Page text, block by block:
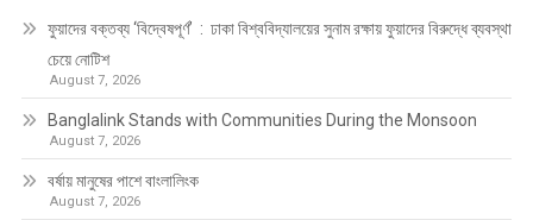
ফুয়াদের বক্তব্য ‘বিদ্বেষপূর্ণ’ : ঢাকা বিশ্ববিদ্যালয়ের সুনাম রক্ষায় ফুয়াদের বিরুদ্ধে ব্যবস্থা
চেয়ে নোটিশ
August 7, 2026
Banglalink Stands with Communities During the Monsoon
August 7, 2026
বর্ষায় মানুষের পাশে বাংলালিংক
August 7, 2026